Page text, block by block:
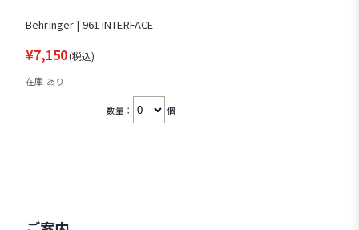
Behringer | 961 INTERFACE
¥7,150(税込)
在庫 あり
数量： 個